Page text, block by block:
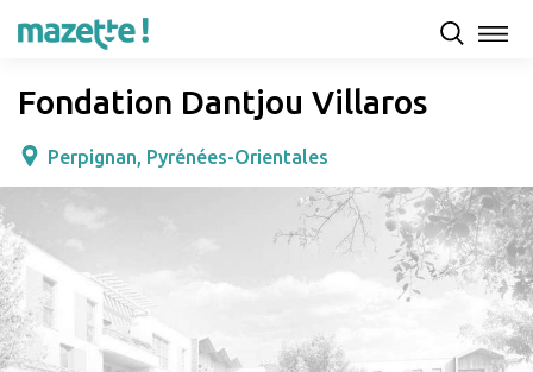
Fondation Dantjou Villaros
Perpignan, Pyrénées-Orientales